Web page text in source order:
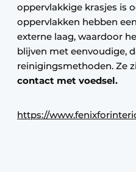
oppervlakkige krasjes is
oppervlakken hebben
externe laag, waardoor
blijven met eenvoudige,
reinigingsmethoden. Ze
contact met voedsel.
https://